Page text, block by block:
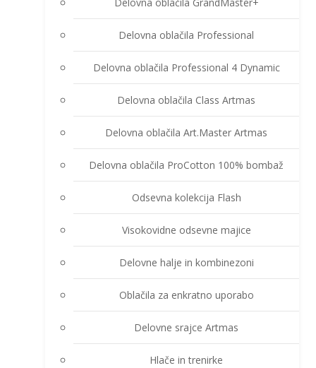
Delovna oblačila Professional
Delovna oblačila Professional 4 Dynamic
Delovna oblačila Class Artmas
Delovna oblačila Art.Master Artmas
Delovna oblačila ProCotton 100% bombaž
Odsevna kolekcija Flash
Visokovidne odsevne majice
Delovne halje in kombinezoni
Oblačila za enkratno uporabo
Delovne srajce Artmas
Hlače in trenirke